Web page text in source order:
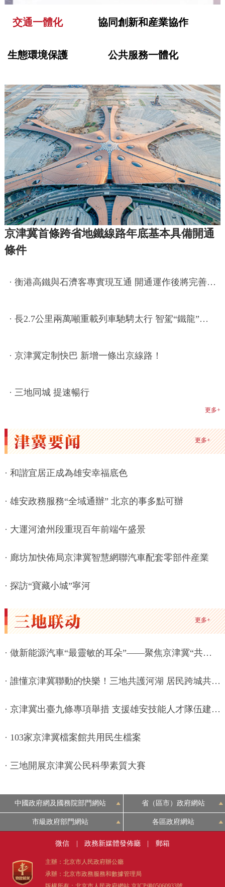
交通一體化 協同創新和産業協作
生態環境保護 公共服務一體化
京津冀首條跨省地鐵線路年底基本具備開通
條件
· 衡港高鐵與石濟客專實現互通 開通運作後將完善京津冀鐵路網
· 長2.7公里兩萬噸重載列車馳騁太行 智駕“鐵龍”護航能源大動脈
· 京津冀定制快巴 新增一條出京線路！
· 三地同城 提速暢行
更多+
更多+
· 和諧宜居正成為雄安幸福底色
· 雄安政務服務“全域通辦” 北京的事多點可辦
· 大運河滄州段重現百年前端午盛景
· 廊坊加快佈局京津冀智慧網聯汽車配套零部件産業
· 探訪“寶藏小城”寧河
更多+
· 做新能源汽車“最靈敏的耳朵”——聚焦京津冀“共造一輛車”（二）
· 誰懂京津冀聯動的快樂！三地共護河湖 居民跨城共用水岸運動樂趣
· 京津冀出臺九條專項舉措 支援雄安技能人才隊伍建設高品質發展
· 103家京津冀檔案館共用民生檔案
· 三地開展京津冀公民科學素質大賽
中國政府網及國務院部門網站 省（區市）政府網站
市級政府部門網站 各區政府網站
微信 政務新媒體發佈廳 郵箱
主辦：北京市人民政府辦公廳
承辦：北京市政務服務和數據管理局